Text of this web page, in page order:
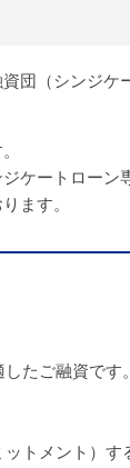
団（シンジケ
ケートローン
ます。
たご融資です。
トメント）す